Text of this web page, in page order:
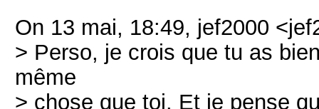
On 13 mai, 18:49, jef2000
> Perso, je crois que tu as
même
> chose que toi. Et je pense